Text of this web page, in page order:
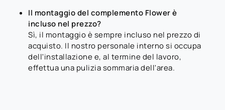
Il montaggio del complemento Flower è
incluso nel prezzo?
Sì, il montaggio è sempre incluso nel prezzo di
acquisto. Il nostro personale interno si occupa
dell'installazione e, al termine del lavoro,
effettua una pulizia sommaria dell'area.